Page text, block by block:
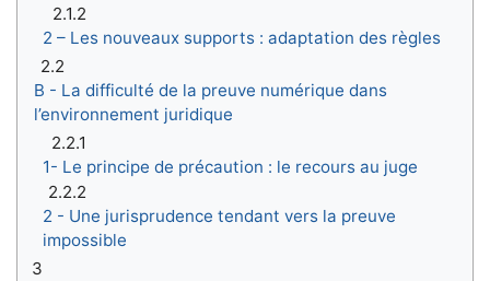
2.1.2
2 – Les nouveaux supports : adaptation des règles
2.2
B - La difficulté de la preuve numérique dans
l’environnement juridique
2.2.1
1- Le principe de précaution : le recours au juge
2.2.2
2 - Une jurisprudence tendant vers la preuve
impossible
3